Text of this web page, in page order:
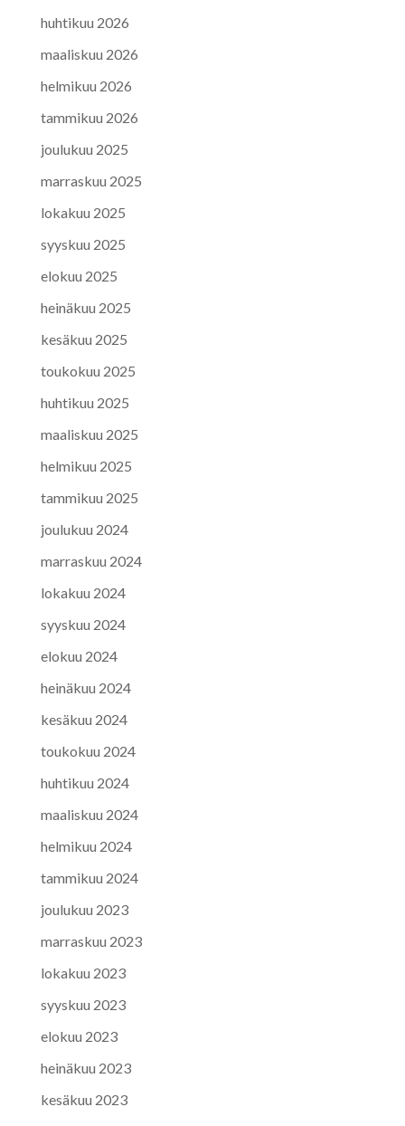
huhtikuu 2026
maaliskuu 2026
helmikuu 2026
tammikuu 2026
joulukuu 2025
marraskuu 2025
lokakuu 2025
syyskuu 2025
elokuu 2025
heinäkuu 2025
kesäkuu 2025
toukokuu 2025
huhtikuu 2025
maaliskuu 2025
helmikuu 2025
tammikuu 2025
joulukuu 2024
marraskuu 2024
lokakuu 2024
syyskuu 2024
elokuu 2024
heinäkuu 2024
kesäkuu 2024
toukokuu 2024
huhtikuu 2024
maaliskuu 2024
helmikuu 2024
tammikuu 2024
joulukuu 2023
marraskuu 2023
lokakuu 2023
syyskuu 2023
elokuu 2023
heinäkuu 2023
kesäkuu 2023